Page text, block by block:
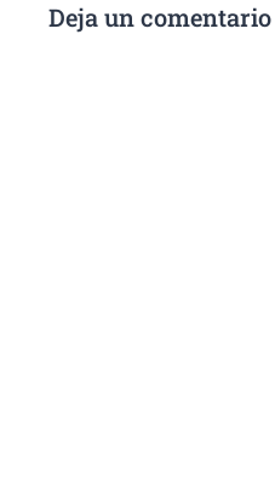
Deja un comentario